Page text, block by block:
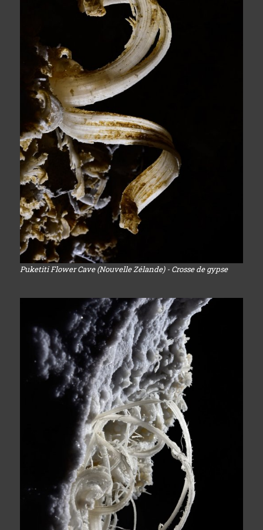
Puketiti Flower Cave (Nouvelle Zélande) - Crosse de gypse